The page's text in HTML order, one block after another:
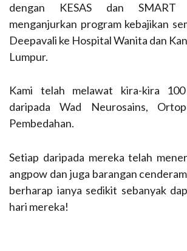
dengan KESAS dan
menganjurkan program kebajikan
Deepavali ke Hospital Wanita dan
Lumpur.
Kami telah melawat kira-kira
daripada Wad Neurosains,
Pembedahan.
Setiap daripada mereka telah
angpow dan juga barangan
berharap ianya sedikit sebanyak
hari mereka!